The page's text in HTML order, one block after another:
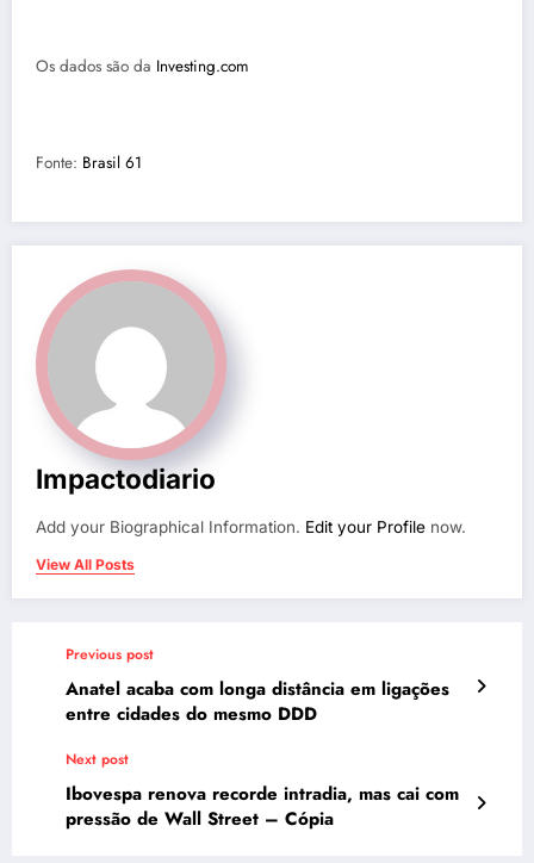
Os dados são da Investing.com
Fonte: Brasil 61
Impactodiario
Add your Biographical Information. Edit your Profile now.
View All Posts
Previous post
Anatel acaba com longa distância em ligações
entre cidades do mesmo DDD
Next post
Ibovespa renova recorde intradia, mas cai com
pressão de Wall Street – Cópia